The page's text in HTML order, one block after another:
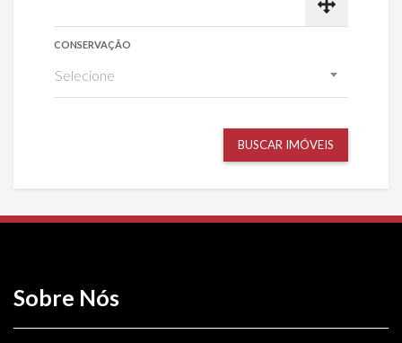
CONSERVAÇÃO
Selecione
BUSCAR IMÓVEIS
Sobre Nós